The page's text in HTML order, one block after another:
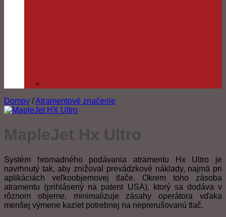
Domov /Atramentové značenie
MapleJet Hx Ultro
Systém hromadného podávania atramentu Hx Ultro je
navrhnutý tak, aby znižoval prevádzkové náklady, najmä pri
aplikáciách veľkoobjemovej tlače. Okrem toho zásoba
atramentu (prihlásený na patent USA), ktorý sa dodáva v
rôznom objeme, minimalizuje zásahy operátora vďaka
menšej výmene kaziet potrebnej na neprerušovanú tlač.